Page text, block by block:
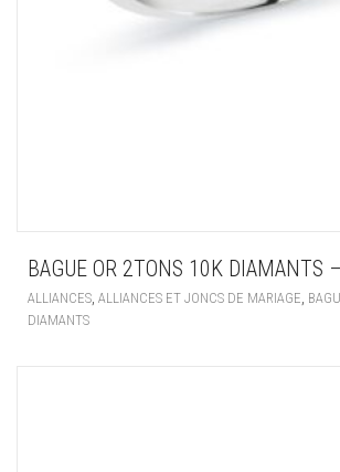
BAGUE OR 2TONS 10K DIAMANTS
ALLIANCES ALLIANCES ET JONCS DE MARIAGE
DIAMANTS